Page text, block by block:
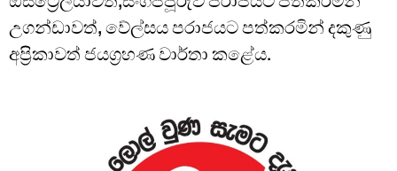
උගන්ඩාවත්, වේල්සය පරාජයට පත්කරමින් දකුණු
අප්‍රිකාවත් ජයග්‍රහණ වාර්තා කළේය.